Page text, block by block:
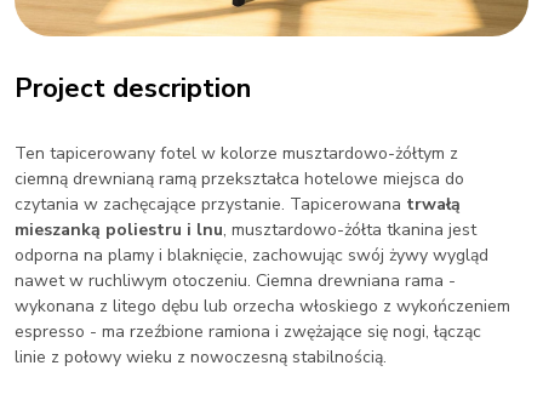
Project description
Ten tapicerowany fotel w kolorze musztardowo-żółtym z
ciemną drewnianą ramą przekształca hotelowe miejsca do
czytania w zachęcające przystanie. Tapicerowana trwałą
mieszanką poliestru i lnu, musztardowo-żółta tkanina jest
odporna na plamy i blaknięcie, zachowując swój żywy wygląd
nawet w ruchliwym otoczeniu. Ciemna drewniana rama -
wykonana z litego dębu lub orzecha włoskiego z wykończeniem
espresso - ma rzeźbione ramiona i zwężające się nogi, łącząc
linie z połowy wieku z nowoczesną stabilnością.